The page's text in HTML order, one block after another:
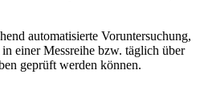
automatisierte Voruntersuchung,
einer Messreihe bzw. täglich über
geprüft werden können.